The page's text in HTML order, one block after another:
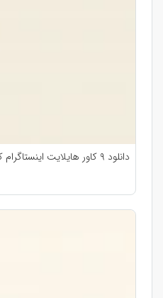
دانلود ۹ کاور هایلایت اینستاگرام کافه‌ ای